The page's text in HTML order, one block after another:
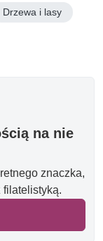
Drzewa i lasy
na nie
znaczka,